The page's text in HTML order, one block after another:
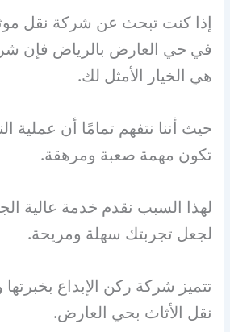
إذا كنت تبحث عن شركة نقل
في حي العارض بالرياض فإن
هي الخيار الأمثل لك.
حيث أننا نتفهم تمامًا أن عملية
تكون مهمة صعبة ومرهقة.
لهذا السبب نقدم خدمة عالية
لجعل تجربتك سهلة ومريحة.
تتميز شركة ركن الإبداع
نقل الأثاث بحي العارض.